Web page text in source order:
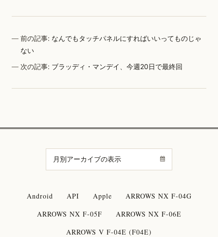
前の記事: なんでもタッチパネルにすればいいってものじゃ
ない
次の記事: ブラッディ・マンデイ、今週20日で最終回
Android API Apple
ARROWS NX F-04G
ARROWS NX F-05F
ARROWS NX F-06E
ARROWS V F-04E (F04E)